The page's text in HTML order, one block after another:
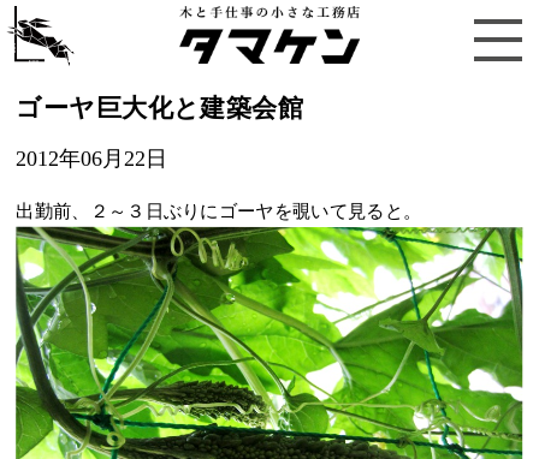
ゴーヤ巨大化と建築会館
2012年06月22日
出勤前、２～３日ぶりにゴーヤを覗いて見ると。